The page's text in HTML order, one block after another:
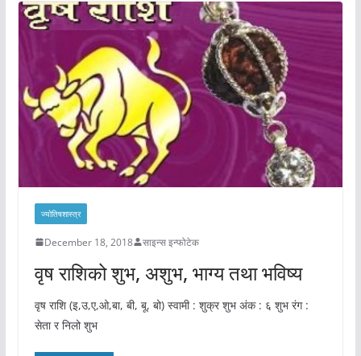
ज्योतिषशास्त्र
December 18, 2018 साइन्स इन्फोटेक
वृष राशिको शुभ, अशुभ, भाग्य तथा भविष्य
वृष राशि (इ,उ,ए,ओ,बा, बी, बू, बो) स्वामी : शुक्र शुभ अंक : ६ शुभ रंग :
सेता र निलो शुभ